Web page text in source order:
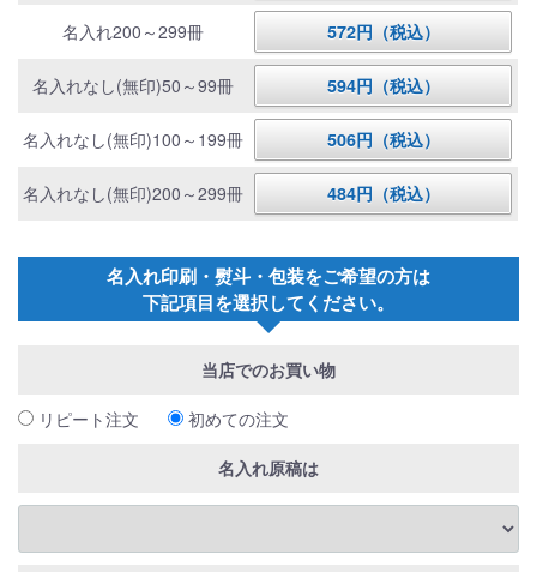
名入れ200～299冊 572円（税込）
名入れなし(無印)50～99冊 594円（税込）
名入れなし(無印)100～199冊 506円（税込）
名入れなし(無印)200～299冊 484円（税込）
名入れ印刷・熨斗・包装をご希望の方は
下記項目を選択してください。
当店でのお買い物
リピート注文 初めての注文
名入れ原稿は